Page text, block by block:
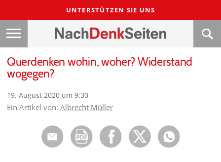
UNTERSTÜTZEN SIE UNS
Querdenken wohin, woher? Widerstand
wogegen?
19. August 2020 um 9:30
Ein Artikel von: Albrecht Müller